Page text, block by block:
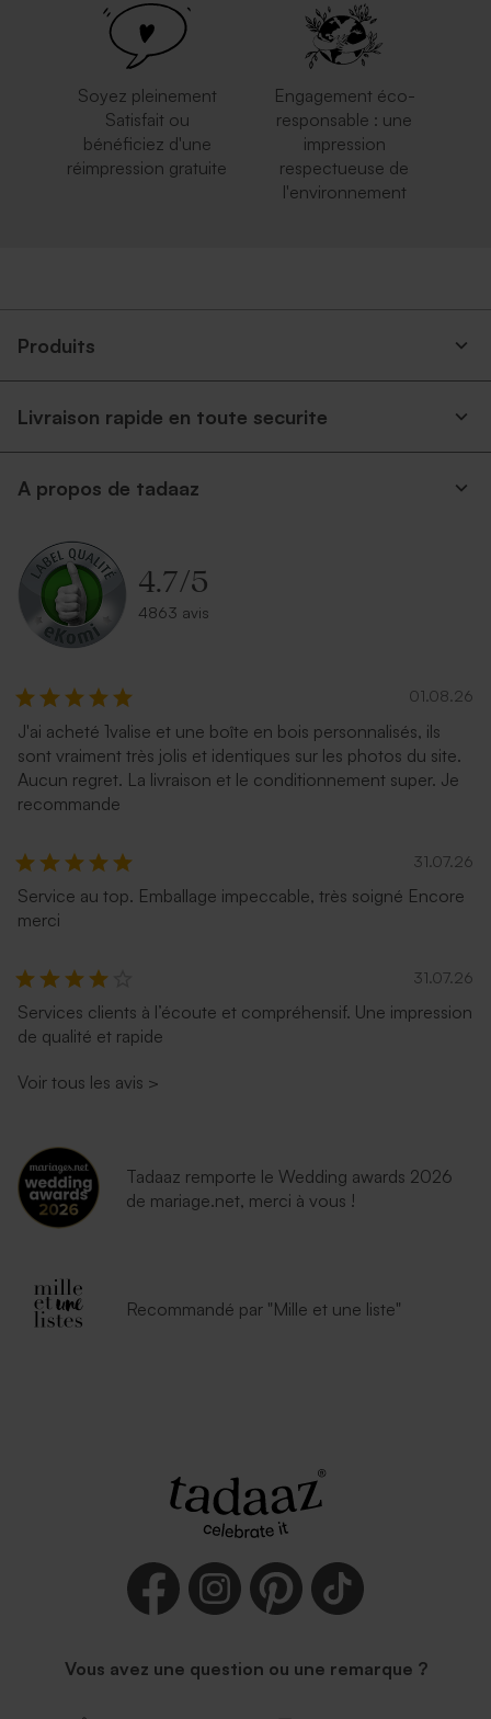
Soyez pleinement
Satisfait ou
bénéficiez d'une
réimpression gratuite
Engagement éco-
responsable : une
impression
respectueuse de
l'environnement
Produits
Livraison rapide en toute securite
A propos de tadaaz
4.7/5
4863 avis
01.08.26
J'ai acheté 1valise et une boîte en bois personnalisés, ils
sont vraiment très jolis et identiques sur les photos du site.
Aucun regret. La livraison et le conditionnement super. Je
recommande
31.07.26
Service au top. Emballage impeccable, très soigné Encore
merci
31.07.26
Services clients à l’écoute et compréhensif. Une impression
de qualité et rapide
Voir tous les avis >
Tadaaz remporte le Wedding awards 2026
de mariage.net, merci à vous !
Recommandé par "Mille et une liste"
Vous avez une question ou une remarque ?